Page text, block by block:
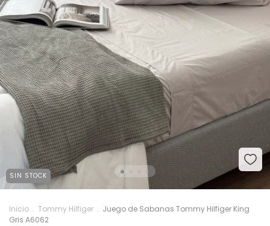
SIN STOCK
Inicio . Tommy Hilfiger . Juego de Sabanas Tommy Hilfiger King
Gris A6062